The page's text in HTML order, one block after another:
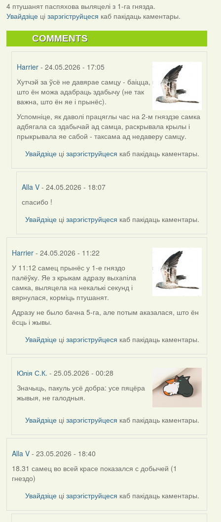
4 птушанят паспяхова выляцелі з 1-га гнязда.
Увайдзіцеці зарэгіструйцеся каб пакідаць каментары.
COMMENTS
Harrier - 24.05.2026 - 17:05
In
reply
to
by
Alla
V
Хутчэй за ўсё не давярае самцу - баіцца,
што ён можа адабраць здабычу (не так
важна, што ён яе і прынёс).
Успомніце, як даволі працяглы час на 2-м гняздзе самка
адбягала са здабычай ад самца, раскрывала крылы і
прыкрывала яе сабой - таксама ад недаверу самцу.
Увайдзіце цізарэгіструйцеся каб пакідаць каментары.
Alla V - 24.05.2026 - 18:07
In
reply
by
спасибо !
Увайдзіце цізарэгіструйцеся каб пакідаць каментары.
Harrier- 24.05.2026 - 11:22
У 11:12 самец прынёс у 1-е гняздо
палёўку. Яе з крыкам адразу выхапіла
самка, выляцела на некалькі секунд і
вярнулася, корміць птушанят.
Адразу не было бачна 5-га, але потым аказалася, што ён
ёсць і жывы.
Увайдзіце цізарэгіструйцеся каб пакідаць каментары.
Юлія С.К. - 25.05.2026 - 00:28
In
reply
Значыць, пакуль усё добра: усе пяцёра
жывыя, не галодныя.
Увайдзіце цізарэгіструйцеся каб пакідаць каментары.
Alla V- 23.05.2026 - 18:40
18.31 самец во всей красе показался с добычей (1
гнездо)
Увайдзіце цізарэгіструйцеся каб пакідаць каментары.